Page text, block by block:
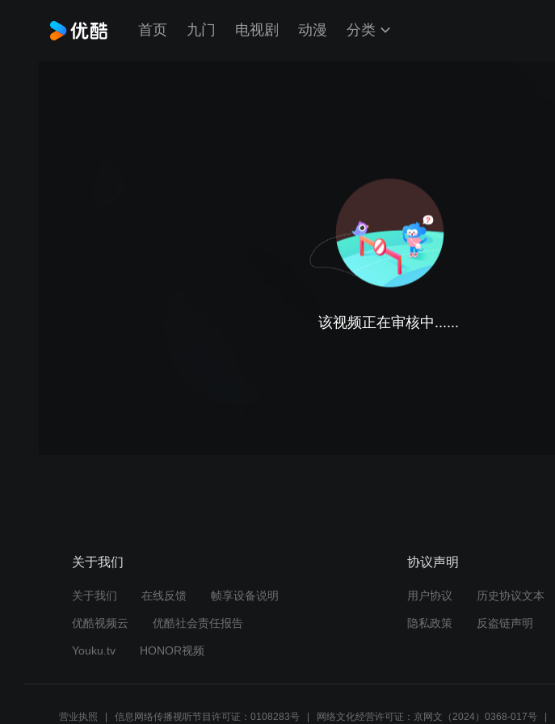
首页 九门 电视剧 动漫 分类
该视频正在审核中......
关于我们
关于我们 在线反馈 帧享设备说明
优酷视频云 优酷社会责任报告
Youku.tv HONOR视频
协议声明
用户协议 历史协议文本
隐私政策 反盗链声明
营业执照 信息网络传播视听节目许可证：0108283号 网络文化经营许可证：京网文（2024）0368-017号